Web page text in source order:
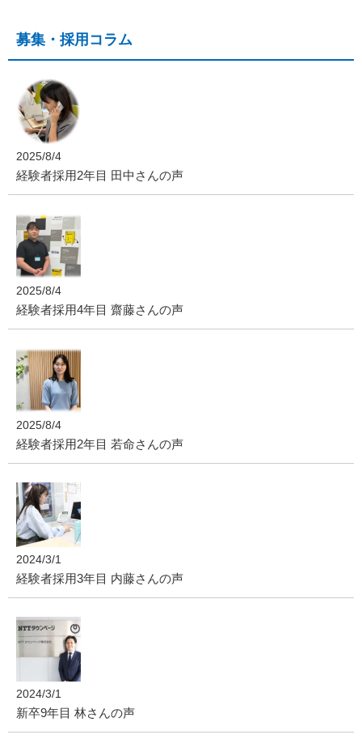
募集・採用コラム
2025/8/4
経験者採用2年目 田中さんの声
2025/8/4
経験者採用4年目 齋藤さんの声
2025/8/4
経験者採用2年目 若命さんの声
2024/3/1
経験者採用3年目 内藤さんの声
2024/3/1
新卒9年目 林さんの声